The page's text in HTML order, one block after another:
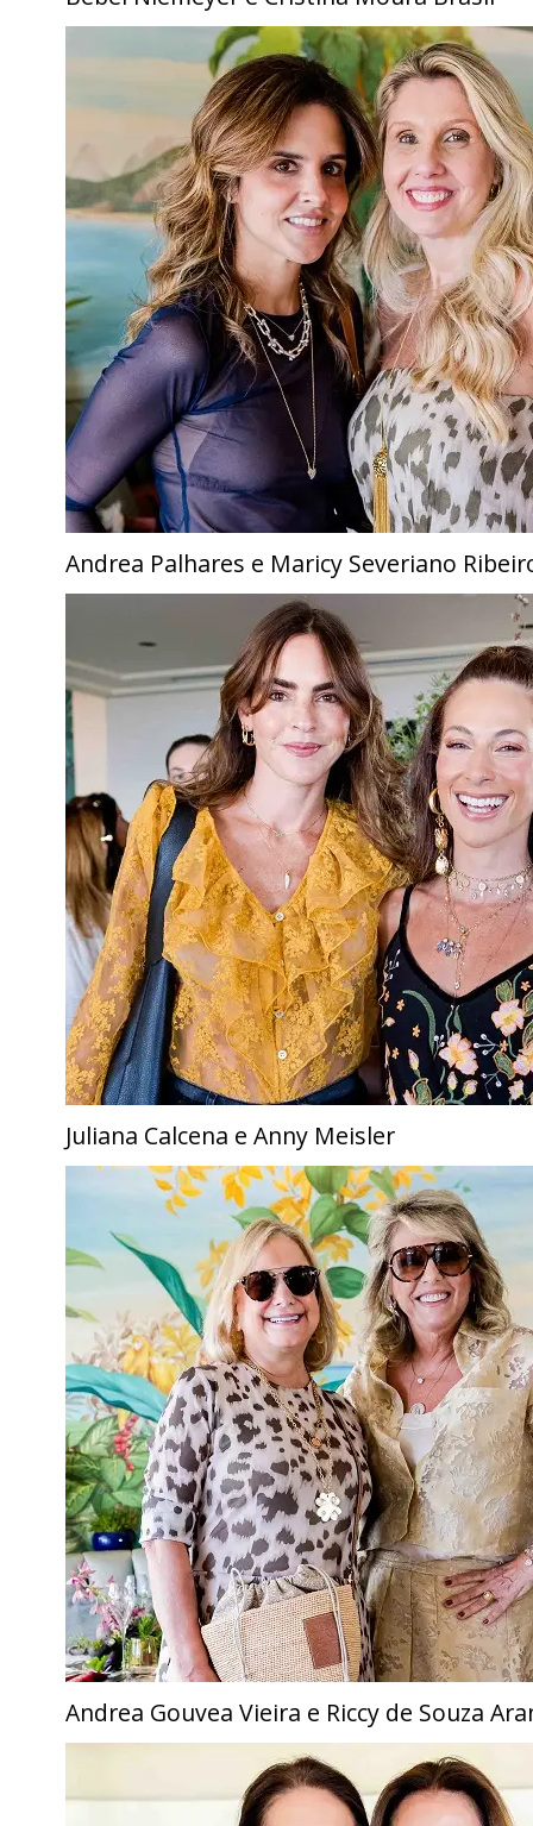
Andrea Palhares e Maricy Severiano
Juliana Calcena e Anny Meisler
Andrea Gouvea Vieira e Riccy de Souza